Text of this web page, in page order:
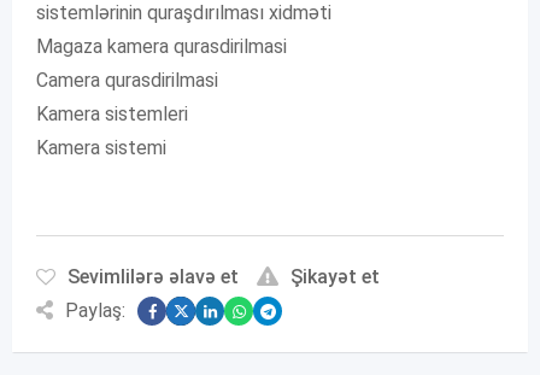
sistemlərinin quraşdırılması xidməti
Magaza kamera qurasdirilmasi
Camera qurasdirilmasi
Kamera sistemleri
Kamera sistemi
Sevimlilərə əlavə et
Şikayət et
Paylaş: